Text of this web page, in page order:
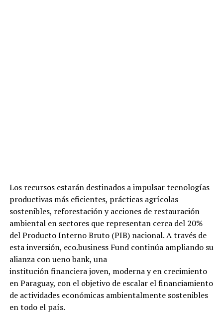
Los recursos estarán destinados a impulsar tecnologías
productivas más eficientes, prácticas agrícolas
sostenibles, reforestación y acciones de restauración
ambiental en sectores que representan cerca del 20%
del Producto Interno Bruto (PIB) nacional. A través de
esta inversión, eco.business Fund continúa ampliando su
alianza con ueno bank, una
institución financiera joven, moderna y en crecimiento
en Paraguay, con el objetivo de escalar el financiamiento
de actividades económicas ambientalmente sostenibles
en todo el país.